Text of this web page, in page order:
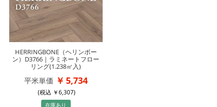
HERRINGBONE（ヘリンボー
ン）D3766｜ラミネートフロー
リング(1.238㎡入)
平米単価 5,734
(税込 6,307)
在庫あり